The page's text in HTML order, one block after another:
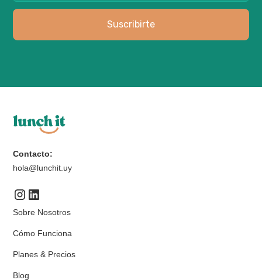
Contacto:
hola@lunchit.uy
Sobre Nosotros
Cómo Funciona
Planes & Precios
Blog